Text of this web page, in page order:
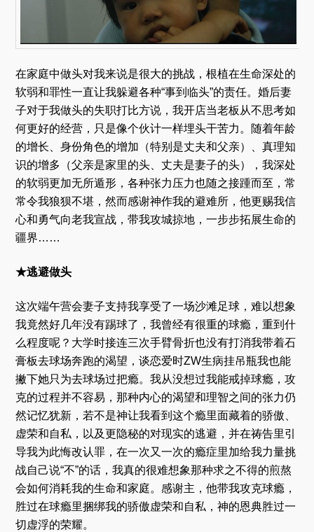
在家庭中做头对我来说是很大的挑战，根植在生命深处的
软弱和罪性一直让我躲避各种“事到临头”的责任。婚后妻
子对于我做头的失职打比方说，我开店当老板从不思考如
何更好的经营，只是像个伙计一样埋头干苦力。随着年龄
的增长、身份角色的增加（特别是丈夫和父亲）、真理知
识的增多（父亲是家里的头、丈夫是妻子的头），我深处
的软弱更加无所遁形，各种张力压力也随之接踵而至，常
常令我狼狈不堪，然而感谢神作我的避难所，他更赐我信
心和勇气向老我宣战，带我攻城掠地，一步步拓展生命的
疆界……
★逃避做头
这次端午营会妻子支持我享受了一场沙滩足球，难以想象
我竟然好几年没有踢球了，我曾经有很重的球瘾，重到什
么程度呢？大学时接连三次手臂骨折也没有打消我带着石
膏板去球场奔跑的渴望，谈恋爱时ZW生病挂吊瓶我也能
撇下她只为去球场过把瘾。我从没想过我能戒掉球瘾，攻
克的过程并不容易，那种内心的渴望和理智之间的张力仍
然记忆犹新，若不是神让我看到这个瘾里面藏着的骄傲、
虚荣和自私，以及更隐秘的对现实的逃避，并在祷告里引
导我为此悔改认罪，在一次又一次的瘾症里加给我力量挑
战自己说“不”的话，我真的很难想象那种求之不得的煎熬
会如何消耗我的生命和家庭。感谢主，他带我攻克球瘾，
胜过在球瘾里捆绑我的骄傲虚荣和自私，神的恩典胜过一
切虚浮的荣耀。